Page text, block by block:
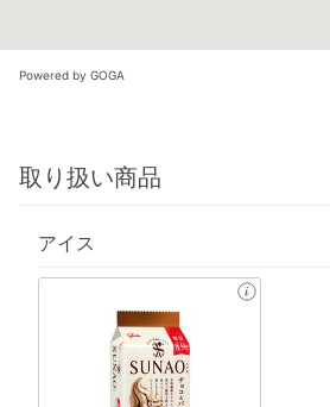
Powered by GOGA
取り扱い商品
アイス